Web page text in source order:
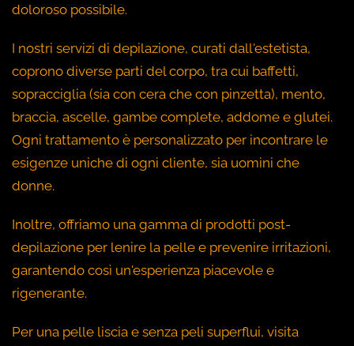
doloroso possibile.
I nostri servizi di depilazione, curati dall'estetista,
coprono diverse parti del corpo, tra cui baffetti,
sopracciglia (sia con cera che con pinzetta), mento,
braccia, ascelle, gambe complete, addome e glutei.
Ogni trattamento è personalizzato per incontrare le
esigenze uniche di ogni cliente, sia uomini che
donne.
Inoltre, offriamo una gamma di prodotti post-
depilazione per lenire la pelle e prevenire irritazioni,
garantendo così un'esperienza piacevole e
rigenerante.
Per una pelle liscia e senza peli superflui, visita